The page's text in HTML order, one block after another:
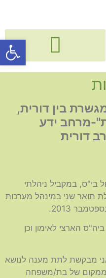
בין דורית,
מרחב ידע
דורית
וניהול בי"ס, במקביל ניהלתי
תואר שני במינהל מערכות
2013.
הארצי לאימון וכן
מבקשת לתת מענה לנושא
ממקום של בת/משפחה
פתח